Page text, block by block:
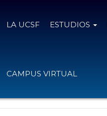
LA UCSF ESTUDIOS
CAMPUS VIRTUAL